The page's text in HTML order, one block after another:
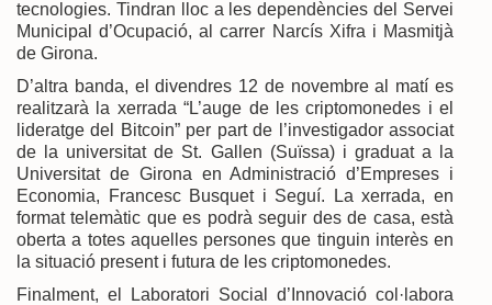
tecnologies. Tindran lloc a les dependències del Servei
Municipal d’Ocupació, al carrer Narcís Xifra i Masmitjà
de Girona.
D’altra banda, el divendres 12 de novembre al matí es
realitzarà la xerrada “L’auge de les criptomonedes i el
lideratge del Bitcoin” per part de l’investigador associat
de la universitat de St. Gallen (Suïssa) i graduat a la
Universitat de Girona en Administració d’Empreses i
Economia, Francesc Busquet i Seguí. La xerrada, en
format telemàtic que es podrà seguir des de casa, està
oberta a totes aquelles persones que tinguin interès en
la situació present i futura de les criptomonedes.
Finalment, el Laboratori Social d’Innovació col·labora